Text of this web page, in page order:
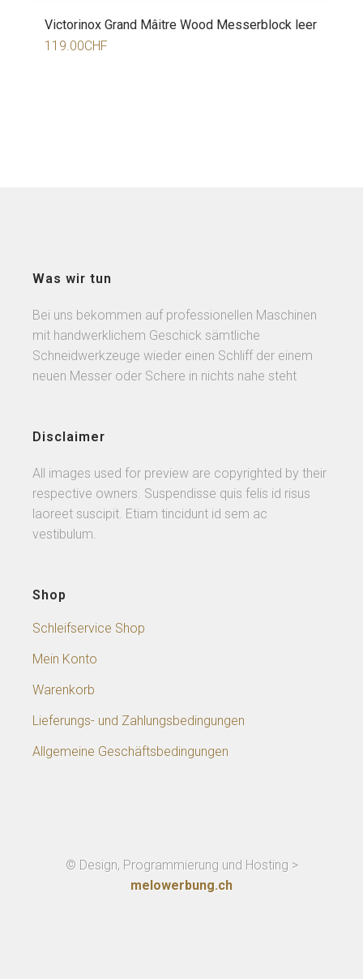
Victorinox Grand Mâitre Wood Messerblock leer
119.00CHF
Was wir tun
Bei uns bekommen auf professionellen Maschinen
mit handwerklichem Geschick sämtliche
Schneidwerkzeuge wieder einen Schliff der einem
neuen Messer oder Schere in nichts nahe steht
Disclaimer
All images used for preview are copyrighted by their
respective owners. Suspendisse quis felis id risus
laoreet suscipit. Etiam tincidunt id sem ac
vestibulum.
Shop
Schleifservice Shop
Mein Konto
Warenkorb
Lieferungs- und Zahlungsbedingungen
Allgemeine Geschäftsbedingungen
© Design, Programmierung und Hosting >
melowerbung.ch